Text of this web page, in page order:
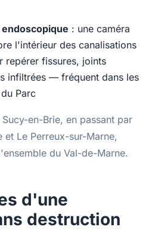
: une caméra
l'intérieur des canalisations
repérer fissures, joints
infiltrées — fréquent dans les
Parc
en-Brie, en passant par
et Le Perreux-sur-Marne,
du Val-de-Marne.
d'une
destruction